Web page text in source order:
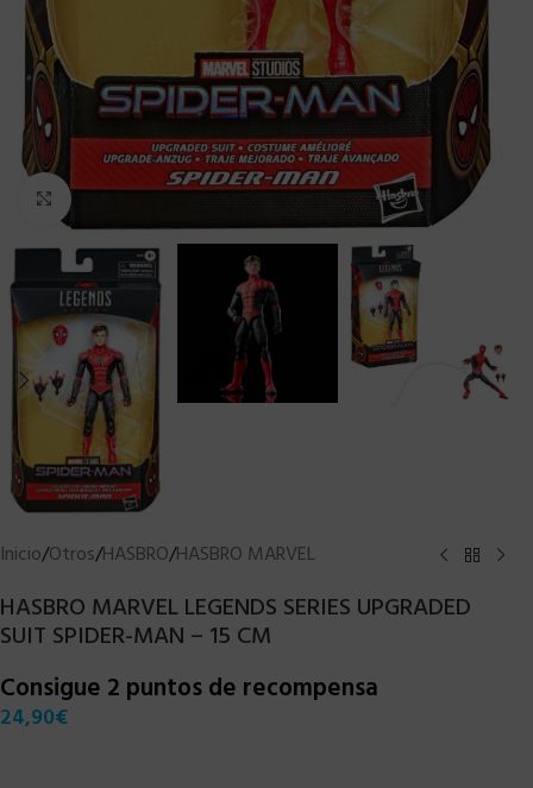
Clic para ampliar
Inicio/Otros/HASBRO/HASBRO MARVEL
HASBRO MARVEL LEGENDS SERIES UPGRADED
SUIT SPIDER-MAN – 15 CM
Consigue 2 puntos de recompensa
24,90€